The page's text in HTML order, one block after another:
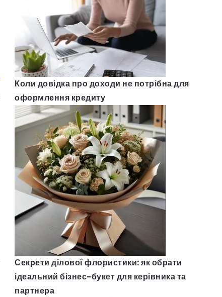
Коли довідка про доходи не потрібна для
оформлення кредиту
Секрети ділової флористики: як обрати
ідеальний бізнес-букет для керівника та
партнера